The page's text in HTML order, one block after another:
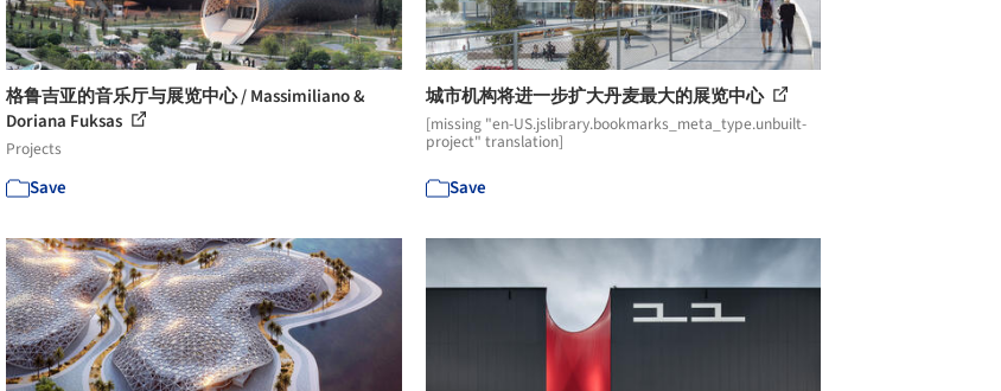
格鲁吉亚的音乐厅与展览中心 / Massimiliano &
Doriana Fuksas
Projects
Save
城市机构将进一步扩大丹麦最大的展览中心
[missing "en-US.jslibrary.bookmarks_meta_type.unbuilt-
project" translation]
Save